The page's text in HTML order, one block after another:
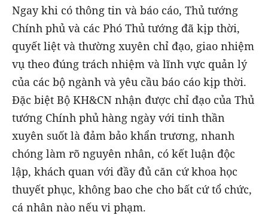
Ngay khi có thông tin và báo cáo, Thủ tướng
Chính phủ và các Phó Thủ tướng đã kịp thời,
quyết liệt và thường xuyên chỉ đạo, giao nhiệm
vụ theo đúng trách nhiệm và lĩnh vực quản lý
của các bộ ngành và yêu cầu báo cáo kịp thời.
Đặc biệt Bộ KH&CN nhận được chỉ đạo của Thủ
tướng Chính phủ hàng ngày với tinh thần
xuyên suốt là đảm bảo khẩn trương, nhanh
chóng làm rõ nguyên nhân, có kết luận độc
lập, khách quan với đầy đủ căn cứ khoa học
thuyết phục, không bao che cho bất cứ tổ chức,
cá nhân nào nếu vi phạm.